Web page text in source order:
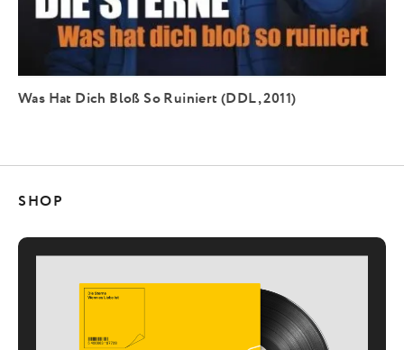
Was Hat Dich Bloß So Ruiniert (DDL, 2011)
SHOP